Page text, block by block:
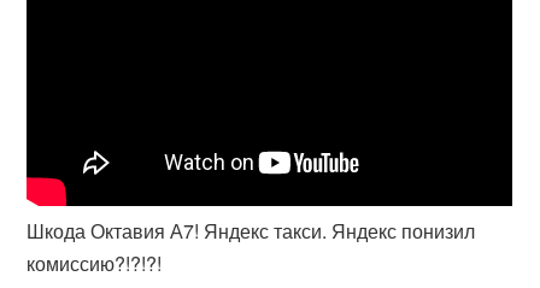
Шкода Октавия А7! Яндекс такси. Яндекс понизил
комиссию?!?!?!